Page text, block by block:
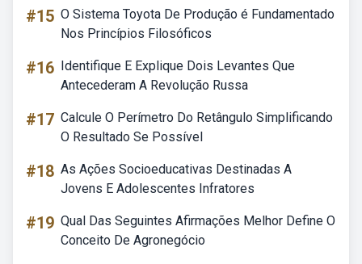
#15 O Sistema Toyota De Produção é Fundamentado
Nos Princípios Filosóficos
#16 Identifique E Explique Dois Levantes Que
Antecederam A Revolução Russa
#17 Calcule O Perímetro Do Retângulo Simplificando
O Resultado Se Possível
#18 As Ações Socioeducativas Destinadas A
Jovens E Adolescentes Infratores
#19 Qual Das Seguintes Afirmações Melhor Define O
Conceito De Agronegócio